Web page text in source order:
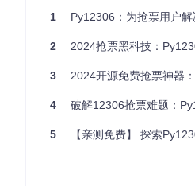
环境部署：打造稳定运行基座
要发挥Py12306的最佳性能，
git clone
1 Py12306：为抢票用户
2 2024抢票黑科技：
3 2024开源免费抢票神器
4 破解12306抢票难题：
5 【亲测免费】 探索